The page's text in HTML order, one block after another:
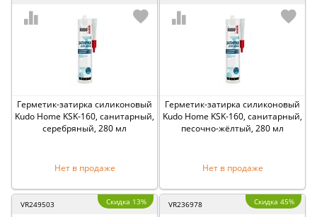
Герметик-затирка силиконовый
Kudo Home KSK-160, санитарный,
серебряный, 280 мл
Нет в продаже
Герметик-затирка силиконовый
Kudo Home KSK-160, санитарный,
песочно-жёлтый, 280 мл
Нет в продаже
VR249503 Скидка 13% VR236978 Скидка 45%